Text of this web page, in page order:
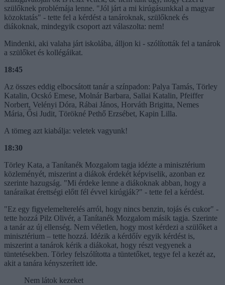
szülőknek problémája lenne. "Jól járt a mi kirúgásunkkal a magyar
közoktatás" - tette fel a kérdést a tanároknak, szülőknek és
diákoknak, mindegyik csoport azt válaszolta: nem!
Mindenki, aki valaha járt iskolába, álljon ki - szólították fel a tanárok
a szülőket és kollégáikat.
18:45
Az összes eddig elbocsátott tanár a színpadon: Palya Tamás, Törley
Katalin, Ocskó Emese, Molnár Barbara, Sallai Katalin, Pfeiffer
Norbert, Velényi Dóra, Rábai János, Horváth Brigitta, Nemes
Mária, Ősi Judit, Törökné Pethő Erzsébet, Kapin Lilla.
A tömeg azt kiabálja: veletek vagyunk!
18:30
Törley Kata, a Tanítanék Mozgalom tagja idézte a minisztérium
közleményét, miszerint a diákok érdekét képviselik, azonban ez
szerinte hazugság. "Mi érdeke lenne a diákoknak abban, hogy a
tanáraikat érettségi előtt fél évvel kirúgják?" - tette fel a kérdést.
"Ez egy figyelemelterelés arról, hogy nincs benzin, tojás és cukor" -
tette hozzá Pilz Olivér, a Tanítanék Mozgalom másik tagja. Szerinte
a tanár az új ellenség. Nem véletlen, hogy most kérdezi a szülőket a
minisztérium – tette hozzá. Idézik a kérdőív egyik kérdést is,
miszerint a tanárok kérik a diákokat, hogy részt vegyenek a
tüntetésekben. Törley felszólította a tüntetőket, tegye fel a kezét az,
akit a tanára kényszerített ide.
Nem látok kezeket